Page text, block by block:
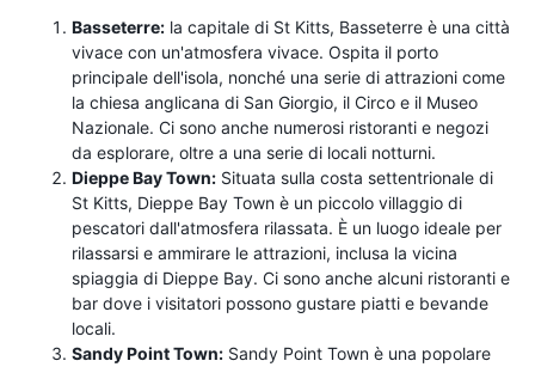
Basseterre: la capitale di St Kitts, Basseterre è una città
vivace con un'atmosfera vivace. Ospita il porto
principale dell'isola, nonché una serie di attrazioni come
la chiesa anglicana di San Giorgio, il Circo e il Museo
Nazionale. Ci sono anche numerosi ristoranti e negozi
da esplorare, oltre a una serie di locali notturni.
Dieppe Bay Town: Situata sulla costa settentrionale di
St Kitts, Dieppe Bay Town è un piccolo villaggio di
pescatori dall'atmosfera rilassata. È un luogo ideale per
rilassarsi e ammirare le attrazioni, inclusa la vicina
spiaggia di Dieppe Bay. Ci sono anche alcuni ristoranti e
bar dove i visitatori possono gustare piatti e bevande
locali.
Sandy Point Town: Sandy Point Town è una popolare